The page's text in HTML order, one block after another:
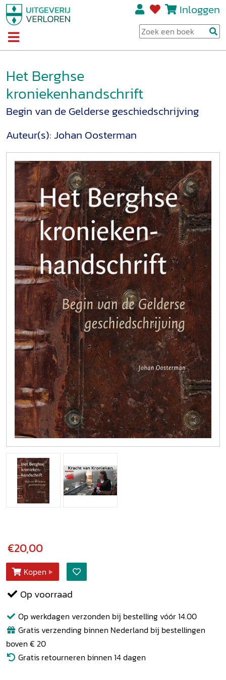
Inloggen
Het Berghse
kroniekenhandschrift
Begin van de Gelderse geschiedschrijving
Auteur(s):Johan Oosterman
€20,00
Kopen
Op voorraad
Op werkdagen verzonden bij bestelling vóór 14.00
Gratis verzending binnen Nederland bij bestellingen
boven € 20
Gratis retourneren binnen 14 dagen